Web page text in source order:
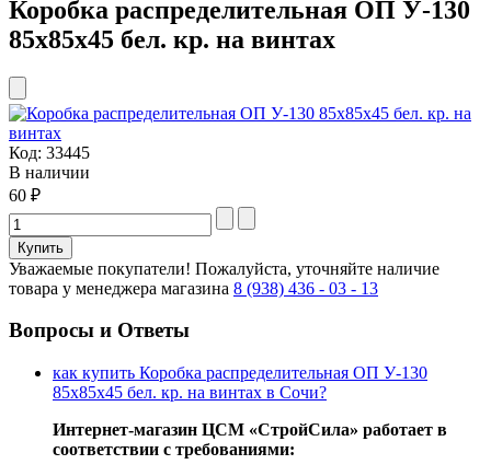
Коробка распределительная ОП У-130
85х85х45 бел. кр. на винтах
Код: 33445
В наличии
60 ₽
Уважаемые покупатели! Пожалуйста, уточняйте наличие
товара у менеджера магазина 8 (938) 436 - 03 - 13
Вопросы и Ответы
как купить Коробка распределительная ОП У-130
85х85х45 бел. кр. на винтах в Сочи?
Интернет-магазин ЦСМ «СтройСила» работает в
соответствии с требованиями: